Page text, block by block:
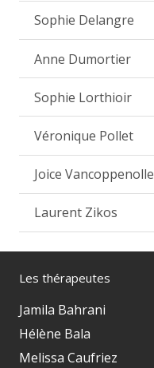
Sophie Delangre
Anne Dumortier
Sophie Lorthioir
Véronique Pollet
Joice Vancoppenolle
Laurent Zikos
Les thérapeutes
Jamila Bahrani
Hélène Bala
Melissa Caufriez